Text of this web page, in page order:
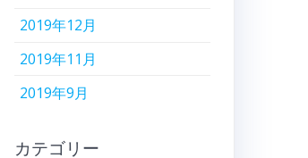
2019年12月
2019年11月
2019年9月
カテゴリー